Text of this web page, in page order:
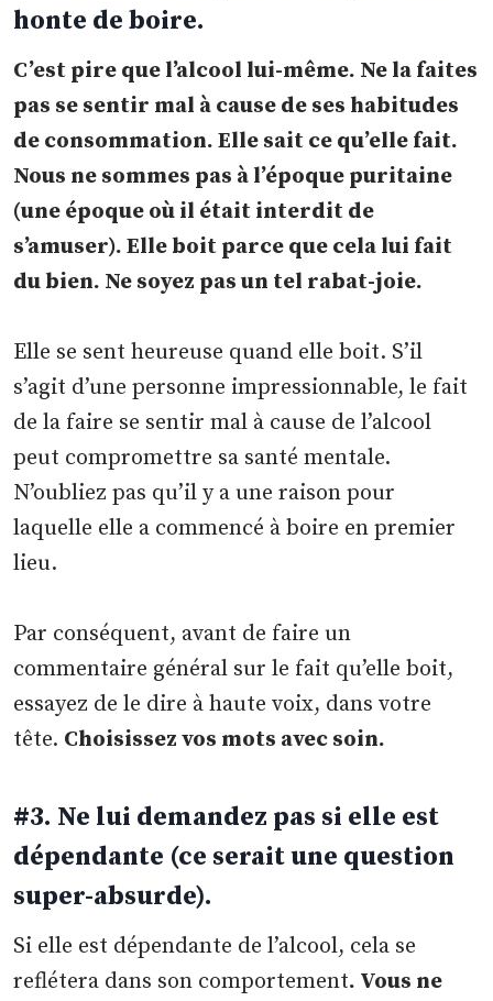
honte de boire.
C’est pire que l’alcool lui-même. Ne la faites
pas se sentir mal à cause de ses habitudes
de consommation. Elle sait ce qu’elle fait.
Nous ne sommes pas à l’époque puritaine
(une époque où il était interdit de
s’amuser). Elle boit parce que cela lui fait
du bien. Ne soyez pas un tel rabat-joie.
Elle se sent heureuse quand elle boit. S’il
s’agit d’une personne impressionnable, le fait
de la faire se sentir mal à cause de l’alcool
peut compromettre sa santé mentale.
N’oubliez pas qu’il y a une raison pour
laquelle elle a commencé à boire en premier
lieu.
Par conséquent, avant de faire un
commentaire général sur le fait qu’elle boit,
essayez de le dire à haute voix, dans votre
tête. Choisissez vos mots avec soin.
#3. Ne lui demandez pas si elle est
dépendante (ce serait une question
super-absurde).
Si elle est dépendante de l’alcool, cela se
reflétera dans son comportement. Vous ne